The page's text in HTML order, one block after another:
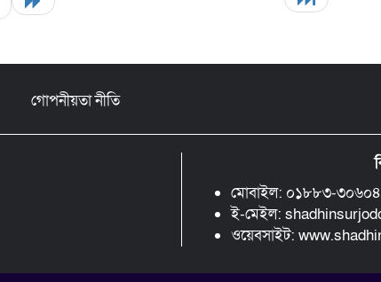
গোপনীয়তা নীতি
মোবাইল: ০১৮৮৩-
ই-মেইল:
ওয়েবসাইট: